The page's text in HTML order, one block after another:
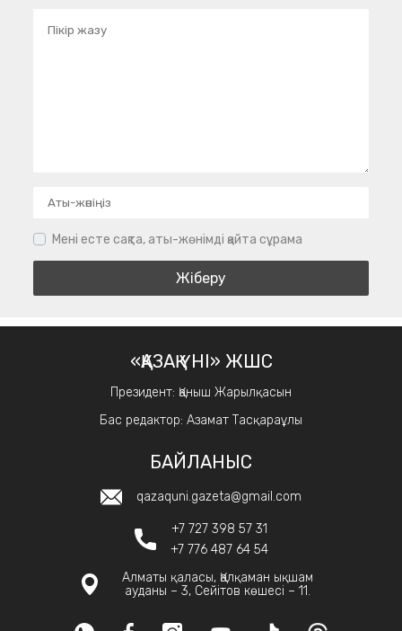
Мені есте сақта, аты-жөнімді қайта сұрама
«ҚАЗАҚ ҮНІ» ЖШС
Президент: Қаныш Жарылқасын
Бас редактор: Азамат Тасқараұлы
БАЙЛАНЫС
qazaquni.gazeta@gmail.com
+7 727 398 57 31
+7 776 487 64 54
Алматы қаласы, Қалқаман ықшам
ауданы – 3, Сейітов көшесі – 11.